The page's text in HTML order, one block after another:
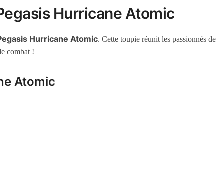
Hurricane Atomic
Hurricane Atomic. Cette toupie réunit les passionnés
combat !
Atomic